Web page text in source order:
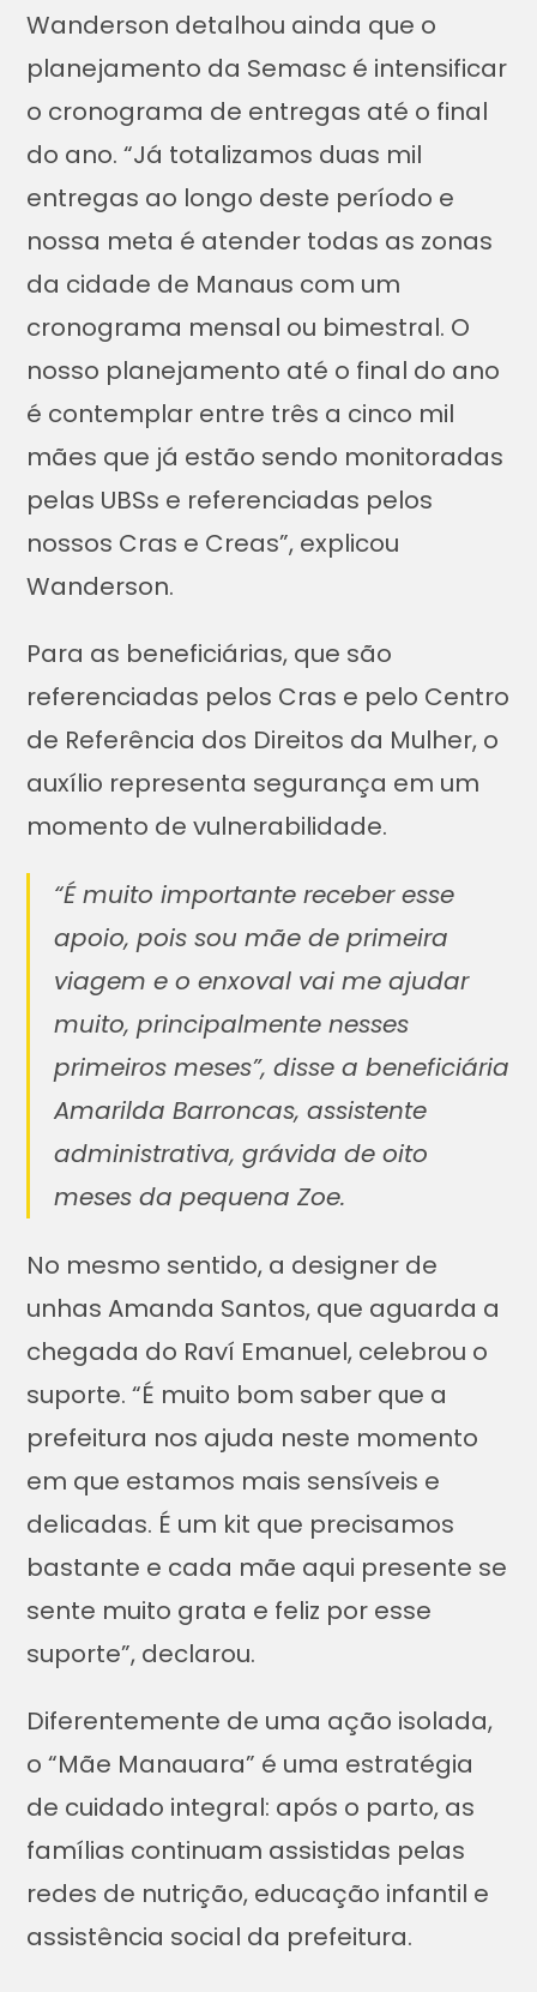
Wanderson detalhou ainda que o
planejamento da Semasc é intensificar
o cronograma de entregas até o final
do ano. “Já totalizamos duas mil
entregas ao longo deste período e
nossa meta é atender todas as zonas
da cidade de Manaus com um
cronograma mensal ou bimestral. O
nosso planejamento até o final do ano
é contemplar entre três a cinco mil
mães que já estão sendo monitoradas
pelas UBSs e referenciadas pelos
nossos Cras e Creas”, explicou
Wanderson.
Para as beneficiárias, que são
referenciadas pelos Cras e pelo Centro
de Referência dos Direitos da Mulher, o
auxílio representa segurança em um
momento de vulnerabilidade.
“É muito importante receber esse
apoio, pois sou mãe de primeira
viagem e o enxoval vai me ajudar
muito, principalmente nesses
primeiros meses”, disse a beneficiária
Amarilda Barroncas, assistente
administrativa, grávida de oito
meses da pequena Zoe.
No mesmo sentido, a designer de
unhas Amanda Santos, que aguarda a
chegada do Raví Emanuel, celebrou o
suporte. “É muito bom saber que a
prefeitura nos ajuda neste momento
em que estamos mais sensíveis e
delicadas. É um kit que precisamos
bastante e cada mãe aqui presente se
sente muito grata e feliz por esse
suporte”, declarou.
Diferentemente de uma ação isolada,
o “Mãe Manauara” é uma estratégia
de cuidado integral: após o parto, as
famílias continuam assistidas pelas
redes de nutrição, educação infantil e
assistência social da prefeitura.